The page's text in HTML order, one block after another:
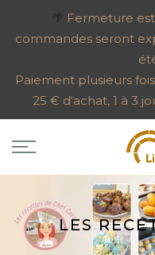
au
🌴 Fermeture
commandes seront
Paiement plusieurs
25 € d'achat, 1 à 3
LES